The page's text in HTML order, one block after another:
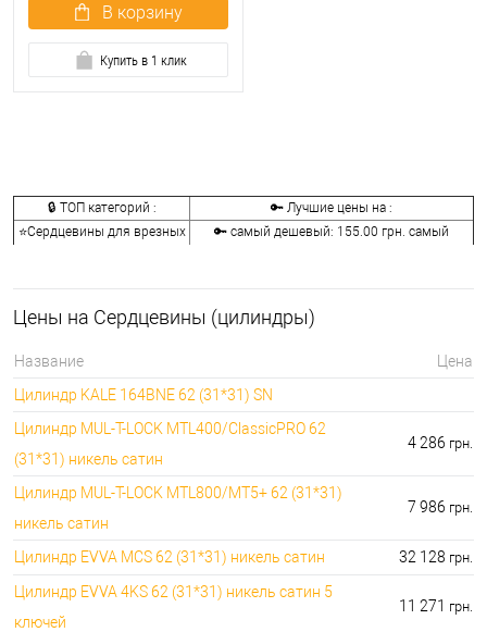
В корзину
Купить в 1 клик
🔒 ТОП категорий :
🔑 Лучшие цены на :
⭐Сердцевины для врезных
🔑 самый дешевый: 155.00 грн. самый
🔑 самый дешевый: 133.00 грн. самый
сердцевин:
дорогой: 2746.00 грн.
Цены на Сердцевины (цилиндры)
Название
Цена
Цилиндр KALE 164BNE 62 (31*31) SN
Цилиндр MUL-T-LOCK MTL400/ClassicPRO 62
(31*31) никель сатин
4 286 грн.
Цилиндр MUL-T-LOCK MTL800/MT5+ 62 (31*31)
никель сатин
7 986 грн.
Цилиндр EVVA MCS 62 (31*31) никель сатин 32 128 грн.
Цилиндр EVVA 4KS 62 (31*31) никель сатин 5
ключей
11 271 грн.